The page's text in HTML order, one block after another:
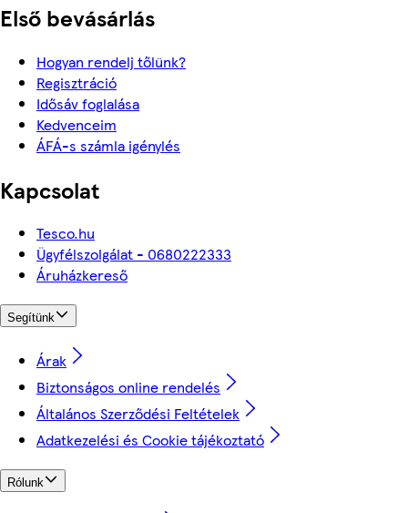
Első bevásárlás
Hogyan rendelj tőlünk?
Regisztráció
Idősáv foglalása
Kedvenceim
ÁFÁ-s számla igénylés
Kapcsolat
Tesco.hu
Ügyfélszolgálat - 0680222333
Áruházkereső
Segítünk
Árak
Biztonságos online rendelés
Általános Szerződési Feltételek
Adatkezelési és Cookie tájékoztató
Rólunk